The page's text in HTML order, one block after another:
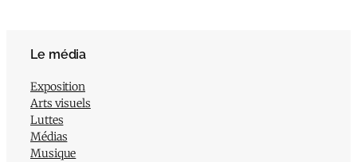
Le média
Exposition
Arts visuels
Luttes
Médias
Musique